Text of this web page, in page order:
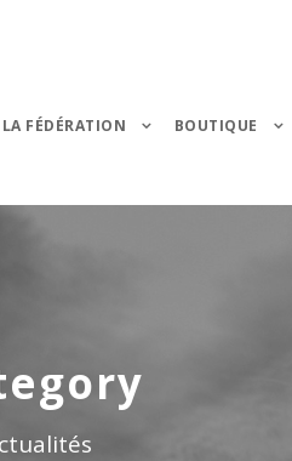
LA FÉDÉRATION BOUTIQUE